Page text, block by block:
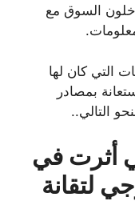
السوق مع
التي كان لها
بمصادر
التالي..
أثرت في
لتقانة